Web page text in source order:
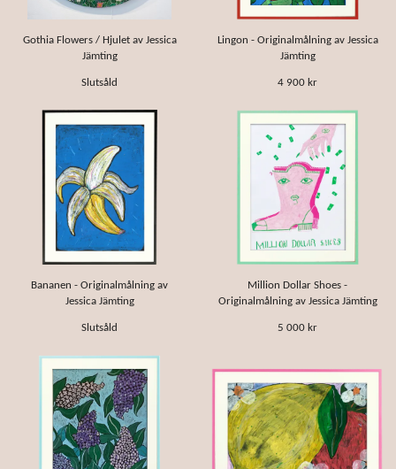
Gothia Flowers / Hjulet av Jessica
Jämting
Slutsåld
Lingon - Originalmålning av Jessica
Jämting
4 900 kr
Bananen - Originalmålning av
Jessica Jämting
Slutsåld
Million Dollar Shoes -
Originalmålning av Jessica Jämting
5 000 kr